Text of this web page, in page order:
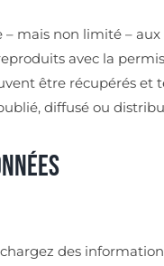
mais non limité –
avec la
être récupérés
diffusé ou
des